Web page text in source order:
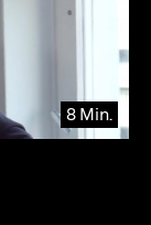
8 Min.